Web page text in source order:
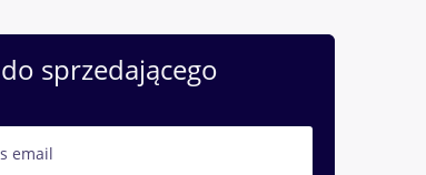
sprzedającego
email